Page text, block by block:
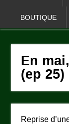
BOUTIQUE
En
(ep 25)
Reprise